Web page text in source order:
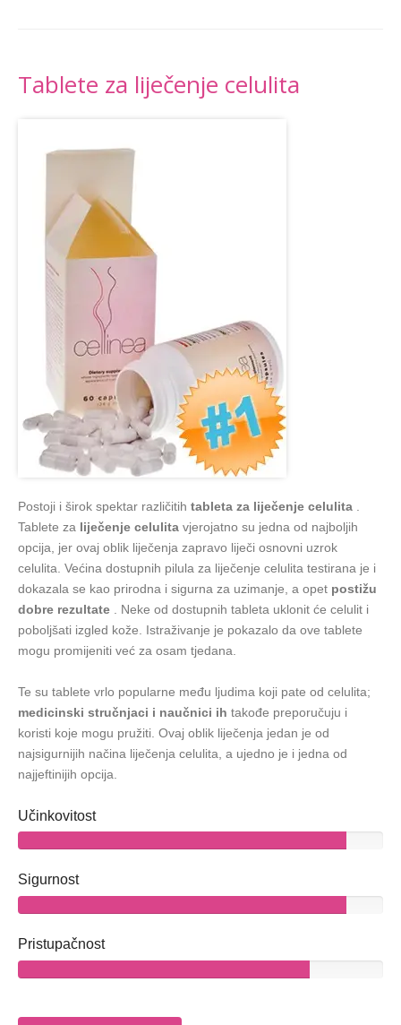
Tablete za liječenje celulita
Postoji i širok spektar različitih tableta za liječenje celulita
Tablete za liječenje celulita vjerojatno su jedna od najboljih
opcija, jer ovaj oblik liječenja zapravo liječi osnovni uzrok
celulita. Većina dostupnih pilula za liječenje celulita testirana je i
dokazala se kao prirodna i sigurna za uzimanje, a opet postižu
dobre rezultate . Neke od dostupnih tableta uklonit će celulit i
poboljšati izgled kože. Istraživanje je pokazalo da ove tablete
mogu promijeniti već za osam tjedana.
Te su tablete vrlo popularne među ljudima koji pate od celulita;
medicinski stručnjaci i naučnici ih takođe preporučuju i
koristi koje mogu pružiti. Ovaj oblik liječenja jedan je od
najsigurnijih načina liječenja celulita, a ujedno je i jedna od
najjeftinijih opcija.
Učinkovitost
Sigurnost
Pristupačnost